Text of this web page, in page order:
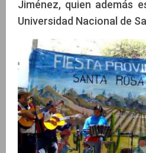
Jiménez, quien además
Universidad Nacional de